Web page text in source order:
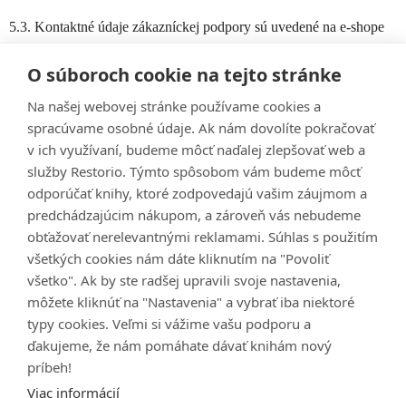
O súboroch cookie na tejto stránke
Na našej webovej stránke používame cookies a
spracúvame osobné údaje. Ak nám dovolíte pokračovať
v ich využívaní, budeme môcť naďalej zlepšovať web a
služby Restorio. Týmto spôsobom vám budeme môcť
odporúčať knihy, ktoré zodpovedajú vašim záujmom a
predchádzajúcim nákupom, a zároveň vás nebudeme
obťažovať nerelevantnými reklamami. Súhlas s použitím
všetkých cookies nám dáte kliknutím na "Povoliť
všetko". Ak by ste radšej upravili svoje nastavenia,
môžete kliknúť na "Nastavenia" a vybrať iba niektoré
typy cookies. Veľmi si vážime vašu podporu a
ďakujeme, že nám pomáhate dávať knihám nový
príbeh!
Viac informácií
5.3. Kontaktné údaje zákazníckej podpory sú uvedené na e-shope
Adresa na doručovanie prostredníctvom elektronickej pošty je:
info@vykupujeme-online.cz Telefónne číslo: +420 212 243 241,
PO – PIA
(10 – 16 hod) Akékoľvek otázky, podnety, pripomienky či
sťažnosti je možné riešiť na info@vykupujeme- online.cz
[T1]opakovať či odstrániť?
[T2]Packeta
Informácie